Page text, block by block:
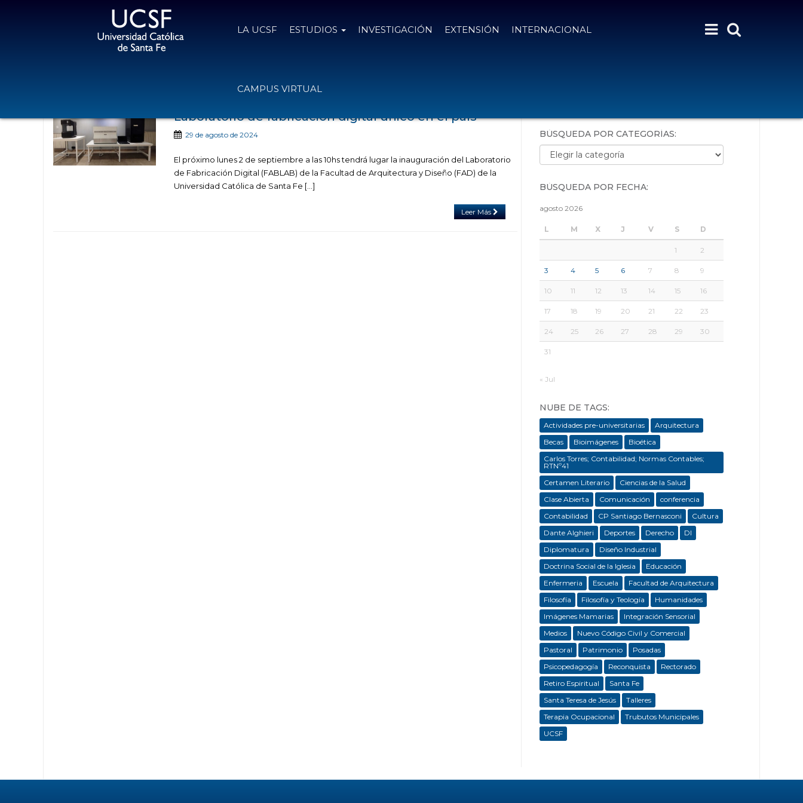
LA UCSF ESTUDIOS INVESTIGACIÓN EXTENSIÓN INTERNACIONAL
CAMPUS VIRTUAL
Laboratorio de fabricación digital único en el país
29 de agosto de 2024
El próximo lunes 2 de septiembre a las 10hs tendrá lugar la inauguración del Laboratorio
de Fabricación Digital (FABLAB) de la Facultad de Arquitectura y Diseño (FAD) de la
Universidad Católica de Santa Fe […]
Leer Más
BÚSQUEDA POR CATEGORÍAS:
Búsqueda por categorías:
BÚSQUEDA POR FECHA:
agosto 2026
L M X J V S D
1 2
3 4 5 6 7 8 9
10 11 12 13 14 15 16
17 18 19 20 21 22 23
24 25 26 27 28 29 30
31
« Jul
NUBE DE TAGS:
Actividades pre-universitarias
Arquitectura
Becas
Bioimágenes
Bioética
Carlos Torres; Contabilidad; Normas Contables;
RTNº41
Certamen Literario
Ciencias de la Salud
Clase Abierta
Comunicación
conferencia
Contabilidad
CP Santiago Bernasconi
Cultura
Dante Alghieri
Deportes Derecho
DI
Diplomatura
Diseño Industrial
Doctrina Social de la Iglesia
Educación
Enfermeria
Escuela
Facultad de Arquitectura
Filosofía
Filosofía y Teología
Humanidades
Imágenes Mamarias
Integración Sensorial
Medios
Nuevo Código Civil y Comercial
Pastoral
Patrimonio
Posadas
Psicopedagogía
Reconquista
Rectorado
Retiro Espiritual
Santa Fe
Santa Teresa de Jesús
Talleres
Terapia Ocupacional
Trubutos Municipales
UCSF